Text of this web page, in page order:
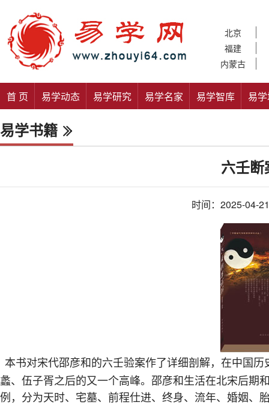
北京
福建
内蒙古
首 页 易学动态 易学研究 易学名家 易学智库 易
易学书籍
六壬
时间：2025-04-21
本书对宋代邵彦和的六壬验案作了详细剖解，在中国
蠡、伍子胥之后的又一个高峰。邵彦和生活在北宋后期
例，分为天时、宅墓、前程仕进、终身、流年、婚姻、